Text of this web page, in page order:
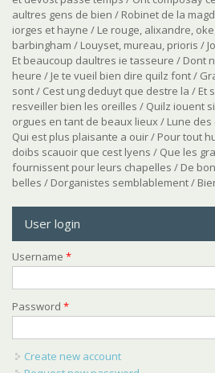
aultres gens de bien / Robinet de la
iorges et hayne / Le rouge, alixandre,
barbingham / Louyset, mureau, prioris /
Et beaucoup daultres ie tasseure / Dont
heure / Je te vueil bien dire quilz font /
sont / Cest ung deduyt que destre la / Et
resveiller bien les oreilles / Quilz iouent
orgues en tant de beaux lieux / Lune
Qui est plus plaisante a ouir / Pour tout
doibs scauoir que cest lyens / Que les
fournissent pour leurs chapelles / De
belles / Dorganistes semblablement /
User login
Username *
Password *
Create new account